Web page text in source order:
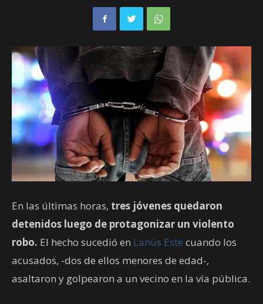
En las últimas horas, tres jóvenes quedaron
detenidos luego de protagonizar un violento
robo. El hecho sucedió en Lanús Este cuando los
acusados, -dos de ellos menores de edad-,
asaltaron y golpearon a un vecino en la vía pública.